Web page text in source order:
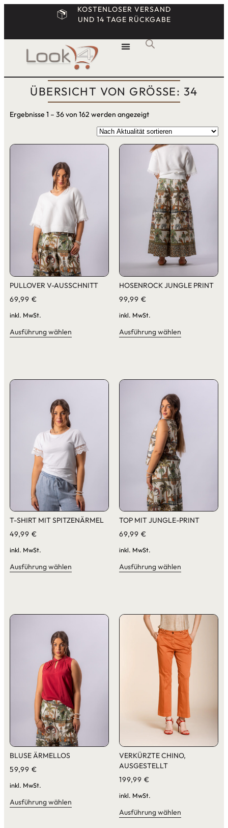
KOSTENLOSER VERSAND
UND 14 TAGE RÜCKGABE
ÜBERSICHT VON GRÖSSE: 34
Ergebnisse 1 – 36 von 162 werden angezeigt
PULLOVER V-AUSSCHNITT
69,99 €
inkl. MwSt.
Ausführung wählen
HOSENROCK JUNGLE PRINT
99,99 €
inkl. MwSt.
Ausführung wählen
T-SHIRT MIT SPITZENÄRMEL
49,99 €
inkl. MwSt.
Ausführung wählen
TOP MIT JUNGLE-PRINT
69,99 €
inkl. MwSt.
Ausführung wählen
BLUSE ÄRMELLOS
59,99 €
inkl. MwSt.
Ausführung wählen
VERKÜRZTE CHINO,
AUSGESTELLT
199,99 €
inkl. MwSt.
Ausführung wählen